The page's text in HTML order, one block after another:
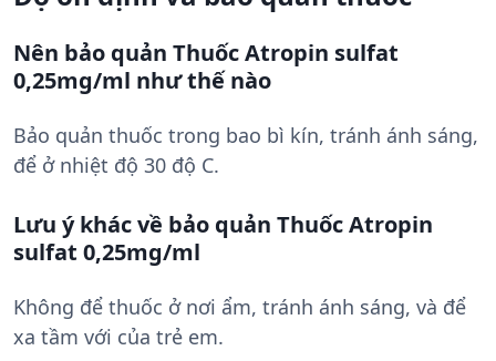
Nên bảo quản Thuốc Atropin sulfat
0,25mg/ml như thế nào
Bảo quản thuốc trong bao bì kín, tránh ánh sáng,
để ở nhiệt độ 30 độ C.
Lưu ý khác về bảo quản Thuốc Atropin
sulfat 0,25mg/ml
Không để thuốc ở nơi ẩm, tránh ánh sáng, và để
xa tầm với của trẻ em.